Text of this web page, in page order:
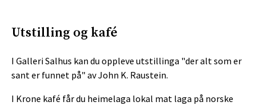
Utstilling og kafé
I Galleri Salhus kan du oppleve utstillinga "der alt som er
sant er funnet på" av John K. Raustein.
I Krone kafé får du heimelaga lokal mat laga på norske